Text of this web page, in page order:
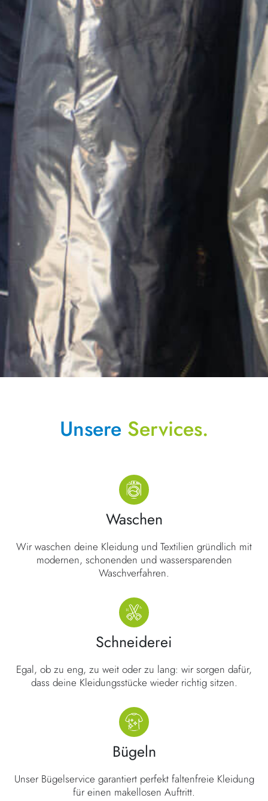
Unsere Services.
Waschen
Wir waschen deine Kleidung und Textilien gründlich mit
modernen, schonenden und wassersparenden
Waschverfahren.
Schneiderei
Egal, ob zu eng, zu weit oder zu lang: wir sorgen dafür,
dass deine Kleidungsstücke wieder richtig sitzen.
Bügeln
Unser Bügelservice garantiert perfekt faltenfreie Kleidung
für einen makellosen Auftritt.